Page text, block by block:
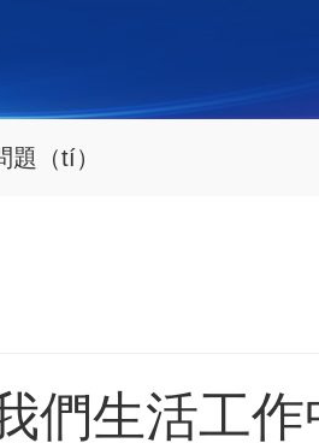
題（tí）
們生活工